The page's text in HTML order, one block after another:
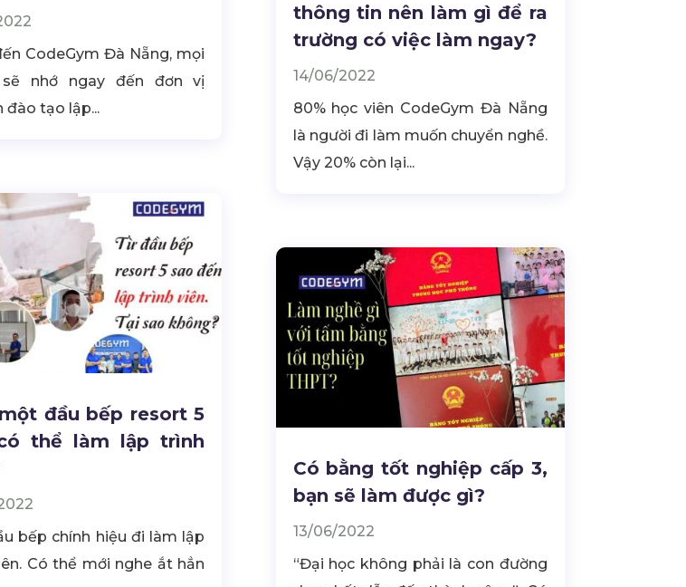
CodeGym Đà Nẵng, mọi
sẽ nhớ ngay đến đơn vị
đào tạo lập...
đầu bếp resort 5
thể làm lập trình
bếp chính hiệu đi làm lập
Có thể mới nghe ắt hẳn
thông tin nên làm gì để ra
trường có việc làm ngay?
14/06/2022
80% học viên CodeGym Đà Nẵng
là người đi làm muốn chuyển nghề.
Vậy 20% còn lại...
Có bằng tốt nghiệp cấp 3,
bạn sẽ làm được gì?
13/06/2022
“Đại học không phải là con đường